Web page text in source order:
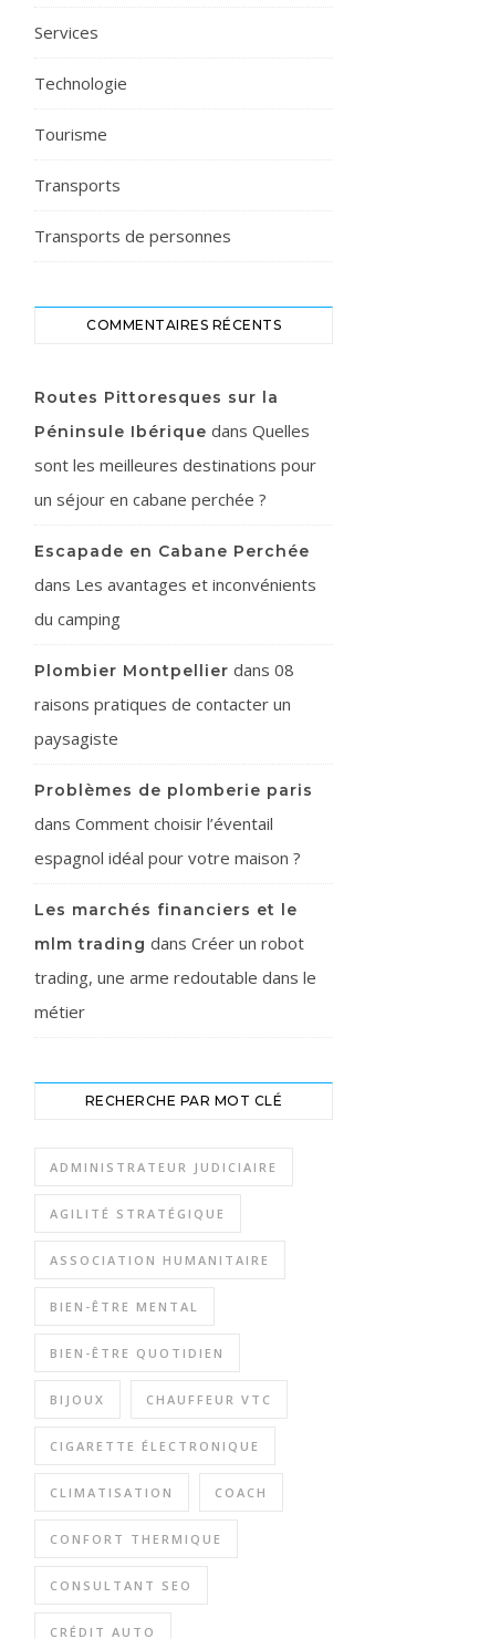
Services
Technologie
Tourisme
Transports
Transports de personnes
COMMENTAIRES RÉCENTS
Routes Pittoresques sur la
Péninsule Ibérique dans Quelles
sont les meilleures destinations pour
un séjour en cabane perchée ?
Escapade en Cabane Perchée
dans Les avantages et inconvénients
du camping
Plombier Montpellier dans 08
raisons pratiques de contacter un
paysagiste
Problèmes de plomberie paris
dans Comment choisir l’éventail
espagnol idéal pour votre maison ?
Les marchés financiers et le
mlm trading dans Créer un robot
trading, une arme redoutable dans le
métier
RECHERCHE PAR MOT CLÉ
ADMINISTRATEUR JUDICIAIRE
AGILITÉ STRATÉGIQUE
ASSOCIATION HUMANITAIRE
BIEN-ÊTRE MENTAL
BIEN-ÊTRE QUOTIDIEN
BIJOUX CHAUFFEUR VTC
CIGARETTE ÉLECTRONIQUE
CLIMATISATION COACH
CONFORT THERMIQUE
CONSULTANT SEO
CRÉDIT AUTO